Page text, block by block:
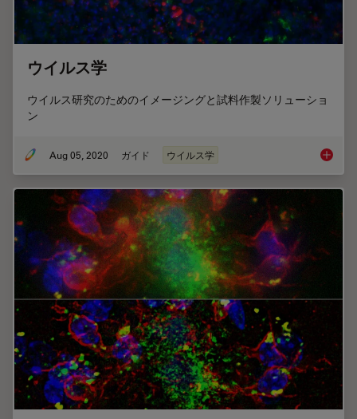
ウイルス学
ウイルス研究のためのイメージングと試料作製ソリューショ
ン
Aug 05, 2020 ガイド ウイルス学 ウイル